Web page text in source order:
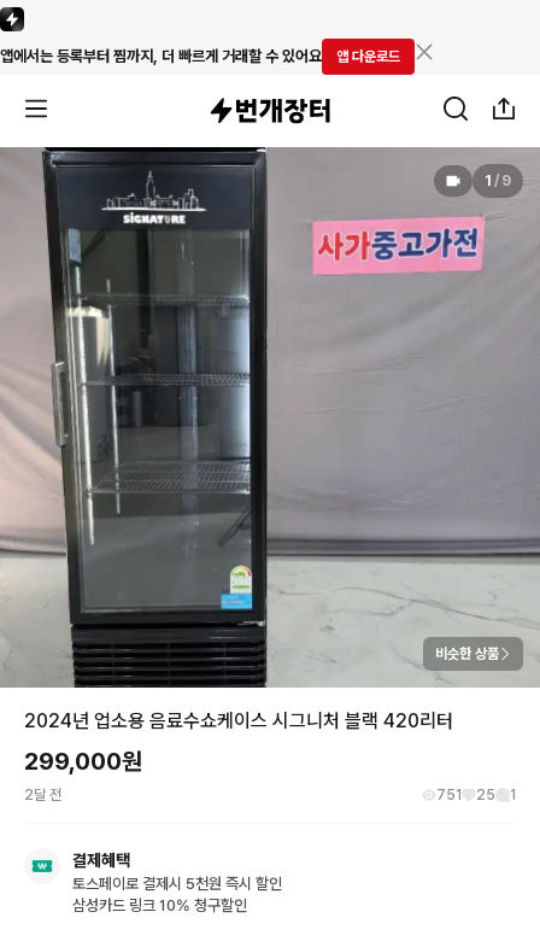
앱에서는 등록부터 찜까지, 더 빠르게 거래할 수 있어요 앱 다운로드
1 / 9
비슷한 상품
2024년 업소용 음료수쇼케이스 시그니처 블랙 420리터
299,000원
2달 전 751 25 1
결제혜택
토스페이로 결제시 5천원 즉시 할인
삼성카드 링크 10% 청구할인